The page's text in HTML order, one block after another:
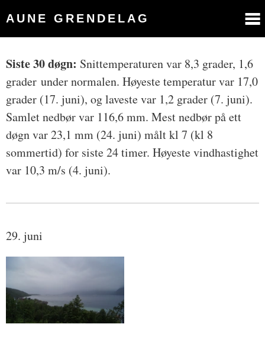
AUNE GRENDELAG
Siste 30 døgn: Snittemperaturen var 8,3 grader, 1,6
grader under normalen. Høyeste temperatur var 17,0
grader (17. juni), og laveste var 1,2 grader (7. juni).
Samlet nedbør var 116,6 mm. Mest nedbør på ett
døgn var 23,1 mm (24. juni) målt kl 7 (kl 8
sommertid) for siste 24 timer. Høyeste vindhastighet
var 10,3 m/s (4. juni).
29. juni